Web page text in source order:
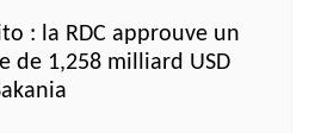
: la RDC approuve un
de 1,258 milliard USD